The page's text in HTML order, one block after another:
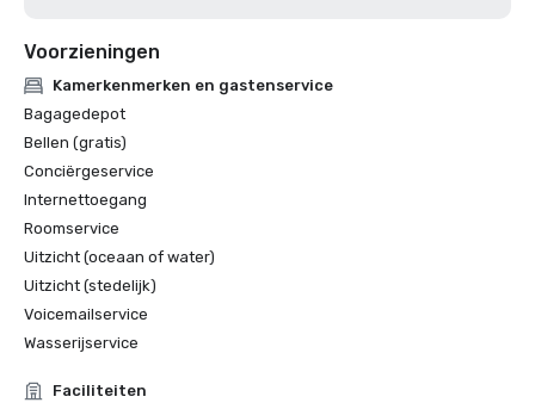
Voorzieningen
Kamerkenmerken en gastenservice
Bagagedepot
Bellen (gratis)
Conciërgeservice
Internettoegang
Roomservice
Uitzicht (oceaan of water)
Uitzicht (stedelijk)
Voicemailservice
Wasserijservice
Faciliteiten